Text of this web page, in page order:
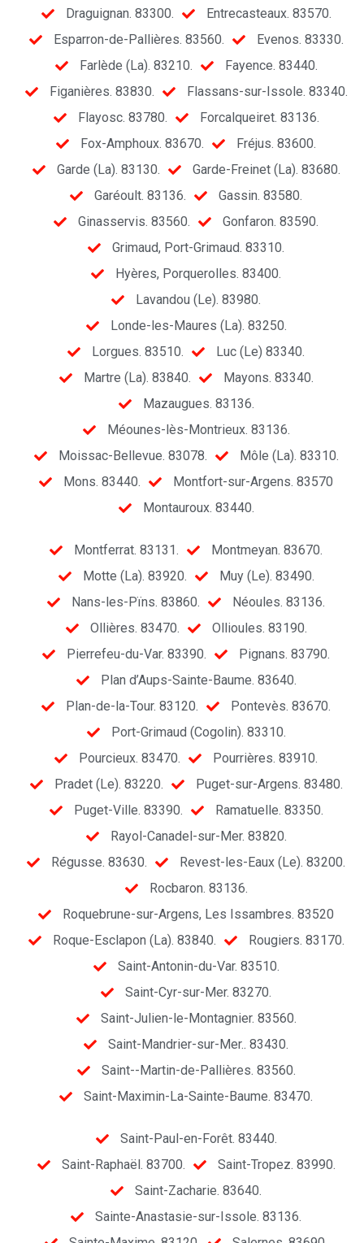
Draguignan. 83300.
Entrecasteaux. 83570.
Esparron-de-Pallières. 83560.
Evenos. 83330.
Farlède (La). 83210.
Fayence. 83440.
Figanières. 83830.
Flassans-sur-Issole. 83340.
Flayosc. 83780.
Forcalqueiret. 83136.
Fox-Amphoux. 83670.
Fréjus. 83600.
Garde (La). 83130.
Garde-Freinet (La). 83680.
Garéoult. 83136.
Gassin. 83580.
Ginasservis. 83560.
Gonfaron. 83590.
Grimaud, Port-Grimaud. 83310.
Hyères, Porquerolles. 83400.
Lavandou (Le). 83980.
Londe-les-Maures (La). 83250.
Lorgues. 83510.
Luc (Le) 83340.
Martre (La). 83840.
Mayons. 83340.
Mazaugues. 83136.
Méounes-lès-Montrieux. 83136.
Moissac-Bellevue. 83078.
Môle (La). 83310.
Mons. 83440.
Montfort-sur-Argens. 83570
Montauroux. 83440.
Montferrat. 83131.
Montmeyan. 83670.
Motte (La). 83920.
Muy (Le). 83490.
Nans-les-Pïns. 83860.
Néoules. 83136.
Ollières. 83470.
Ollioules. 83190.
Pierrefeu-du-Var. 83390.
Pignans. 83790.
Plan d’Aups-Sainte-Baume. 83640.
Plan-de-la-Tour. 83120.
Pontevès. 83670.
Port-Grimaud (Cogolin). 83310.
Pourcieux. 83470.
Pourrières. 83910.
Pradet (Le). 83220.
Puget-sur-Argens. 83480.
Puget-Ville. 83390.
Ramatuelle. 83350.
Rayol-Canadel-sur-Mer. 83820.
Régusse. 83630.
Revest-les-Eaux (Le). 83200.
Rocbaron. 83136.
Roquebrune-sur-Argens, Les Issambres. 83520
Roque-Esclapon (La). 83840.
Rougiers. 83170.
Saint-Antonin-du-Var. 83510.
Saint-Cyr-sur-Mer. 83270.
Saint-Julien-le-Montagnier. 83560.
Saint-Mandrier-sur-Mer.. 83430.
Saint--Martin-de-Pallières. 83560.
Saint-Maximin-La-Sainte-Baume. 83470.
Saint-Paul-en-Forêt. 83440.
Saint-Raphaël. 83700.
Saint-Tropez. 83990.
Saint-Zacharie. 83640.
Sainte-Anastasie-sur-Issole. 83136.